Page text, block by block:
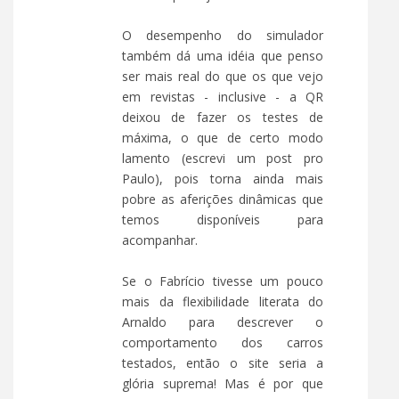
O desempenho do simulador
também dá uma idéia que penso
ser mais real do que os que vejo
em revistas - inclusive - a QR
deixou de fazer os testes de
máxima, o que de certo modo
lamento (escrevi um post pro
Paulo), pois torna ainda mais
pobre as aferições dinâmicas que
temos disponíveis para
acompanhar.
Se o Fabrício tivesse um pouco
mais da flexibilidade literata do
Arnaldo para descrever o
comportamento dos carros
testados, então o site seria a
glória suprema! Mas é por que